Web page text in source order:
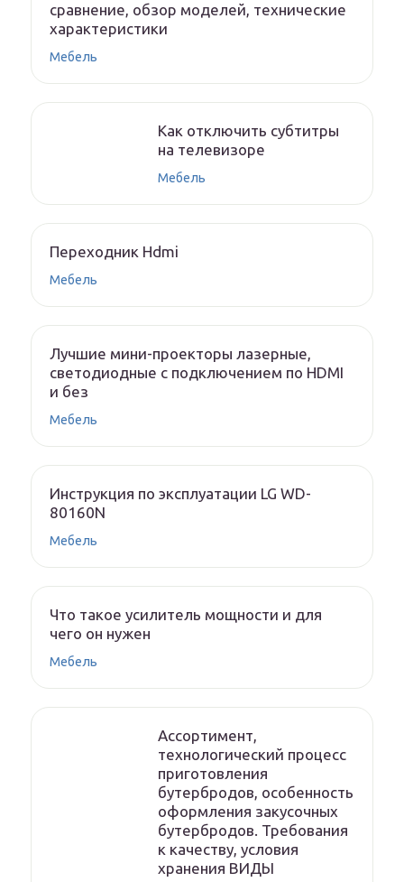
сравнение, обзор моделей, технические
характеристики
Мебель
Как отключить субтитры
на телевизоре
Мебель
Переходник Hdmi
Мебель
Лучшие мини-проекторы лазерные,
светодиодные с подключением по HDMI
и без
Мебель
Инструкция по эксплуатации LG WD-
80160N
Мебель
Что такое усилитель мощности и для
чего он нужен
Мебель
Ассортимент,
технологический процесс
приготовления
бутербродов, особенность
оформления закусочных
бутербродов. Требования
к качеству, условия
хранения ВИДЫ